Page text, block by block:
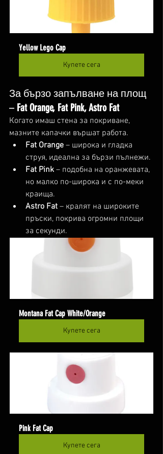
Yellow Lego Cap
Купете сега
За бързо запълване на площ
– Fat Orange, Fat Pink, Astro Fat
Когато имаш стена за покриване,
мазните капачки вършат работа.
Fat Orange – широка и гладка
струя, идеална за бързи пълнежи.
Fat Pink – подобна на оранжевата,
но малко по-широка и с по-меки
краища.
Astro Fat – кралят на широките
пръски, покрива огромни площи
за секунди.
Montana Fat Cap White/Orange
Купете сега
Pink Fat Cap
Купете сега